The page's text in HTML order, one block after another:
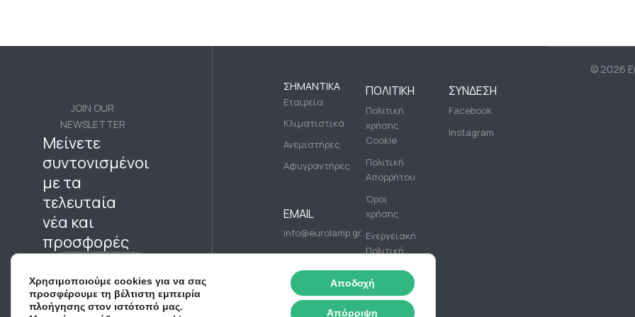
JOIN OUR
NEWSLETTER
Μείνετε
συντονισμένοι
με τα
τελευταία
νέα και
προσφορές
Subscribe Now
ΣΗΜΑΝΤΙΚΆ
Εταιρεία
Κλιματιστικά
Ανεμιστήρες
Αφυγραντήρες
EMAIL
info@eurolamp.gr
ΠΟΛΙΤΙΚΉ
Πολιτική
χρήσης
Cookie
Πολιτική
Απορρήτου
Όροι
χρήσης
Ενεργειακή
Πολιτική
PHONE
+(30)
ΣΎΝΔΕΣΗ
Facebook
Instagram
© 2026
Χρησιμοποιούμε cookies για να σας
προσφέρουμε τη βέλτιστη εμπειρία
πλοήγησης στον ιστότοπό μας.
Αποδοχή
Απόρριψη